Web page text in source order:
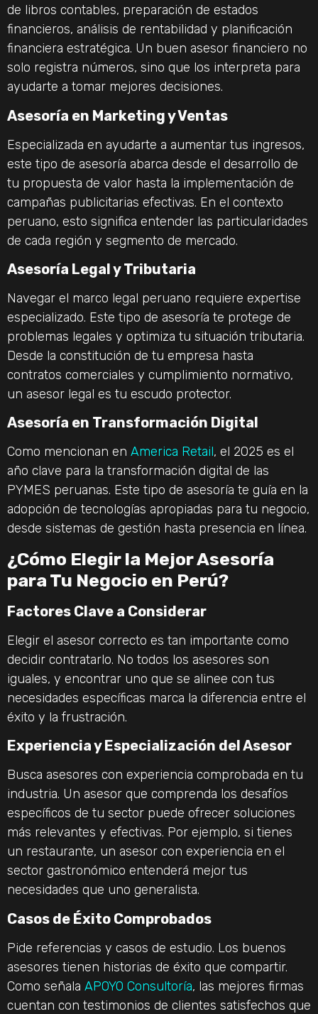
de libros contables, preparación de estados
financieros, análisis de rentabilidad y planificación
financiera estratégica. Un buen asesor financiero no
solo registra números, sino que los interpreta para
ayudarte a tomar mejores decisiones.
Asesoría en Marketing y Ventas
Especializada en ayudarte a aumentar tus ingresos,
este tipo de asesoría abarca desde el desarrollo de
tu propuesta de valor hasta la implementación de
campañas publicitarias efectivas. En el contexto
peruano, esto significa entender las particularidades
de cada región y segmento de mercado.
Asesoría Legal y Tributaria
Navegar el marco legal peruano requiere expertise
especializado. Este tipo de asesoría te protege de
problemas legales y optimiza tu situación tributaria.
Desde la constitución de tu empresa hasta
contratos comerciales y cumplimiento normativo,
un asesor legal es tu escudo protector.
Asesoría en Transformación Digital
Como mencionan en America Retail, el 2025 es el
año clave para la transformación digital de las
PYMES peruanas. Este tipo de asesoría te guía en la
adopción de tecnologías apropiadas para tu negocio,
desde sistemas de gestión hasta presencia en línea.
¿Cómo Elegir la Mejor Asesoría
para Tu Negocio en Perú?
Factores Clave a Considerar
Elegir el asesor correcto es tan importante como
decidir contratarlo. No todos los asesores son
iguales, y encontrar uno que se alinee con tus
necesidades específicas marca la diferencia entre el
éxito y la frustración.
Experiencia y Especialización del Asesor
Busca asesores con experiencia comprobada en tu
industria. Un asesor que comprenda los desafíos
específicos de tu sector puede ofrecer soluciones
más relevantes y efectivas. Por ejemplo, si tienes
un restaurante, un asesor con experiencia en el
sector gastronómico entenderá mejor tus
necesidades que uno generalista.
Casos de Éxito Comprobados
Pide referencias y casos de estudio. Los buenos
asesores tienen historias de éxito que compartir.
Como señala APOYO Consultoría, las mejores firmas
cuentan con testimonios de clientes satisfechos que